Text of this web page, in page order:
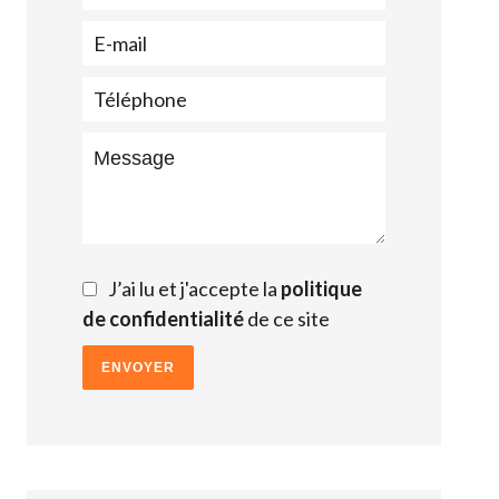
J’ai lu et j'accepte la politique
de confidentialitéde ce site
ENVOYER